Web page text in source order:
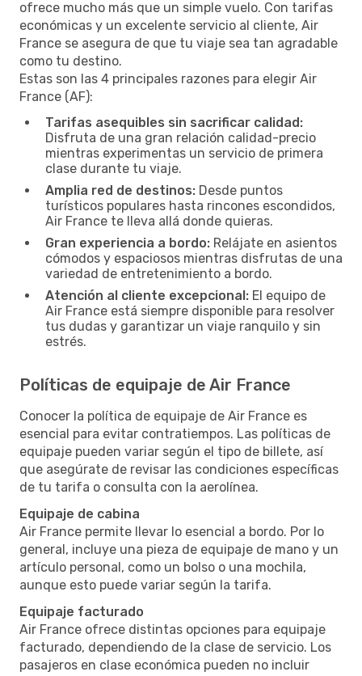
ofrece mucho más que un simple vuelo. Con tarifas
económicas y un excelente servicio al cliente, Air
France se asegura de que tu viaje sea tan agradable
como tu destino.
Estas son las 4 principales razones para elegir Air
France (AF):
Tarifas asequibles sin sacrificar calidad:
Disfruta de una gran relación calidad-precio
mientras experimentas un servicio de primera
clase durante tu viaje.
Amplia red de destinos: Desde puntos
turísticos populares hasta rincones escondidos,
Air France te lleva allá donde quieras.
Gran experiencia a bordo: Relájate en asientos
cómodos y espaciosos mientras disfrutas de una
variedad de entretenimiento a bordo.
Atención al cliente excepcional: El equipo de
Air France está siempre disponible para resolver
tus dudas y garantizar un viaje ranquilo y sin
estrés.
Políticas de equipaje de Air France
Conocer la política de equipaje de Air France es
esencial para evitar contratiempos. Las políticas de
equipaje pueden variar según el tipo de billete, así
que asegúrate de revisar las condiciones específicas
de tu tarifa o consulta con la aerolínea.
Equipaje de cabina
Air France permite llevar lo esencial a bordo. Por lo
general, incluye una pieza de equipaje de mano y un
artículo personal, como un bolso o una mochila,
aunque esto puede variar según la tarifa.
Equipaje facturado
Air France ofrece distintas opciones para equipaje
facturado, dependiendo de la clase de servicio. Los
pasajeros en clase económica pueden no incluir